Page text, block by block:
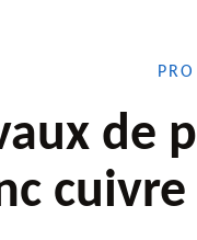
de
cuivre